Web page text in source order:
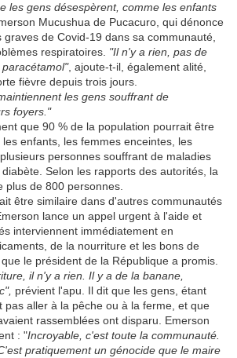
les gens désespèrent, comme les enfants
Mucushua de Pucacuro, qui dénonce
de Covid-19 dans sa communauté,
respiratoires. "Il n'y a rien, pas de
, ajoute-t-il, également alité,
fièvre depuis trois jours.
les gens souffrant de
foyers."
que 90 % de la population pourrait être
enfants, les femmes enceintes, les
personnes souffrant de maladies
Selon les rapports des autorités, la
plus de 800 personnes.
être similaire dans d'autres communautés
lance un appel urgent à l'aide et
interviennent immédiatement en
de la nourriture et les bons de
le président de la République a promis.
il n'y a rien. Il y a de la banane,
prévient l'apu. Il dit que les gens, étant
pas aller à la pêche ou à la ferme, et que
rassemblées ont disparu. Emerson
: "Incroyable, c'est toute la communauté.
pratiquement un génocide que le maire